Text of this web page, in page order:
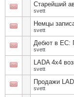
Старейший
svett
Немцы
svett
Дебют в ЕС:
svett
LADA 4x4
svett
Продажи
svett